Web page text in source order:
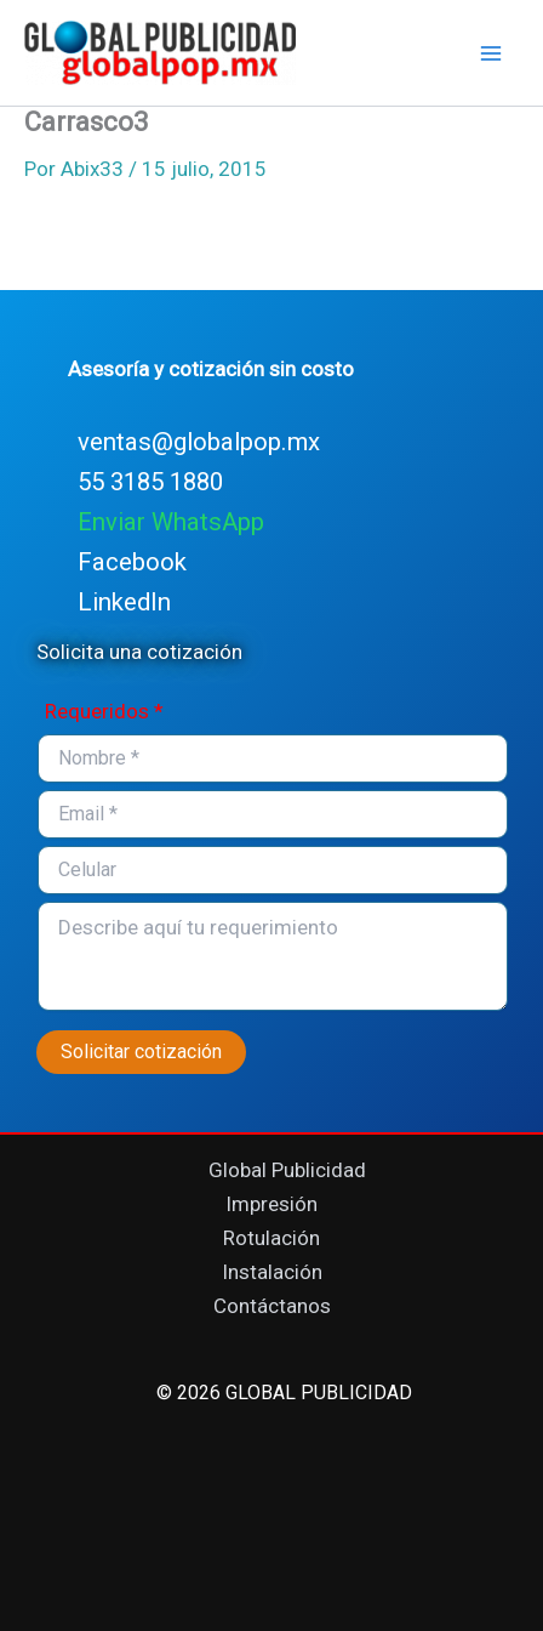
contenido
Carrasco3
Por Abix33 / 15 julio, 2015
Asesoría y cotización sin costo
ventas@globalpop.mx
55 3185 1880
Enviar WhatsApp
Facebook
LinkedIn
Solicita una cotización
Requeridos *
Global Publicidad
Impresión
Rotulación
Instalación
Contáctanos
© 2026 GLOBAL PUBLICIDAD